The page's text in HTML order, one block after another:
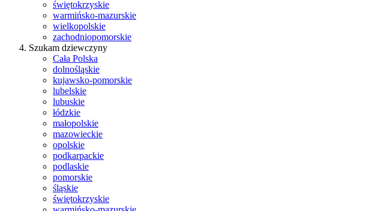
świętokrzyskie
warmińsko-mazurskie
wielkopolskie
zachodniopomorskie
Szukam dziewczyny
Cała Polska
dolnośląskie
kujawsko-pomorskie
lubelskie
lubuskie
łódzkie
małopolskie
mazowieckie
opolskie
podkarpackie
podlaskie
pomorskie
śląskie
świętokrzyskie